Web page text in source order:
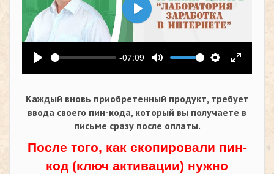
Воспроизвести
-07:09
Выключить звукНастройки
На
Воспроизвести
Каждый вновь приобретенный продукт, требует
ввода своего пин-кода, который вы получаете в
письме сразу после оплаты.
После того, как скопировали пин-
код (ключ активации) нужно